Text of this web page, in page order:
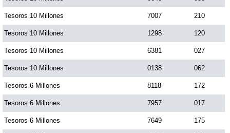
Tesoros 10 Millones 7007 210
Tesoros 10 Millones 1298 120
Tesoros 10 Millones 6381 027
Tesoros 10 Millones 0138 062
Tesoros 6 Millones 8118 172
Tesoros 6 Millones 7957 017
Tesoros 6 Millones 7649 175